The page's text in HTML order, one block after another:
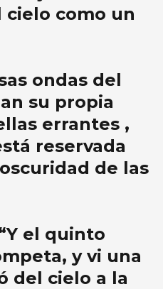
cielo como un
ondas del
su propia
errantes ,
reservada
de las
el quinto
y vi una
del cielo a la